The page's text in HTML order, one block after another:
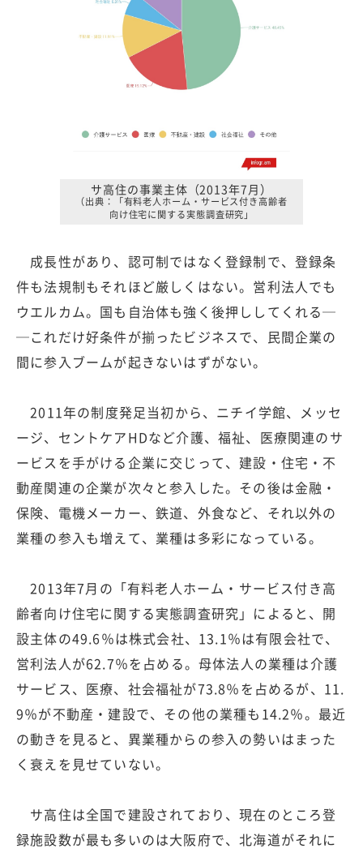
サ高住の事業主体（2013年7月）
（出典：「有料老人ホーム・サービス付き高齢者
向け住宅に関する実態調査研究」
成長性があり、認可制ではなく登録制で、登録条
件も法規制もそれほど厳しくはない。営利法人でも
ウエルカム。国も自治体も強く後押ししてくれる─
─これだけ好条件が揃ったビジネスで、民間企業の
間に参入ブームが起きないはずがない。
2011年の制度発足当初から、ニチイ学館、メッセ
ージ、セントケアHDなど介護、福祉、医療関連のサ
ービスを手がける企業に交じって、建設・住宅・不
動産関連の企業が次々と参入した。その後は金融・
保険、電機メーカー、鉄道、外食など、それ以外の
業種の参入も増えて、業種は多彩になっている。
2013年7月の「有料老人ホーム・サービス付き高
齢者向け住宅に関する実態調査研究」によると、開
設主体の49.6％は株式会社、13.1％は有限会社で、
営利法人が62.7％を占める。母体法人の業種は介護
サービス、医療、社会福祉が73.8％を占めるが、11.
9％が不動産・建設で、その他の業種も14.2％。最近
の動きを見ると、異業種からの参入の勢いはまった
く衰えを見せていない。
サ高住は全国で建設されており、現在のところ登
録施設数が最も多いのは大阪府で、北海道がそれに